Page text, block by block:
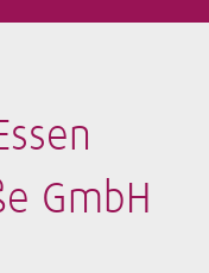
GmbH